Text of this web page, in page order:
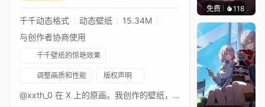
千千动态格式 动态壁纸
15.34M
与创作者协商使用
千千壁纸的惊艳效果
调整画质和性能 版权声明
@xxth_0 在 X 上的原画。我创作的壁纸，除委托作品外，均免费供所有人使用！如果您愿意支持我和我的作品，请考虑在 https://ko-fi.com/solarmars 捐赠。非常感谢您所有的支持！
免费 118John